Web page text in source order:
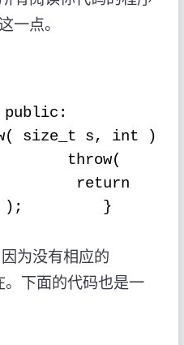
一点。
public:
size_t s, int )
throw(
return
);
}
为没有相应的
。下面的代码也是一